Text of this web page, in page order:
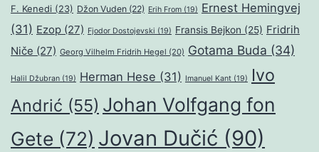
F. Kenedi (23) Džon Vuden (22) Erih From (19) Ernest Hemingvej
(31) Ezop (27) Fjodor Dostojevski (19) Fransis Bejkon (25) Fridrih
Niče (27) Georg Vilhelm Fridrih Hegel (20) Gotama Buda (34)
Halil Džubran (19) Herman Hese (31) Imanuel Kant (19)
Ivo
Andrić (55) Johan Volfgang fon
Gete (72) Jovan Dučić (90)